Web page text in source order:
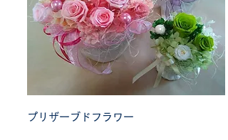
プリザーブドフラワー